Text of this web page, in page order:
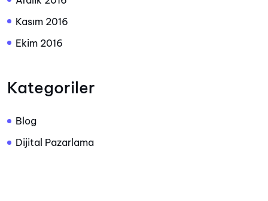
Kasım 2016
Ekim 2016
Kategoriler
Blog
Dijital Pazarlama